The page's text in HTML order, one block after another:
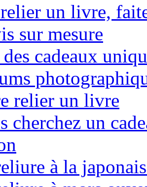
un livre,
sur mesure
cadeaux
relier un livre
cherchez un
à la